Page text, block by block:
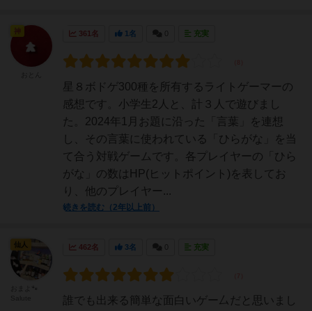
361名 1名 充実
星８ボドゲ300種を所有するライトゲーマーの
感想です。小学生2人と、計３人で遊びまし
た。2024年1月お題に沿った「言葉」を連想
し、その言葉に使われている「ひらがな」を当
て合う対戦ゲームです。各プレイヤーの「ひら
がな」の数はHP(ヒットポイント)を表してお
り、他のプレイヤー...
続きを読む（2年以上前）
462名 3名 充実
誰でも出来る簡単な面白いゲー厶だと思いまし
仙人